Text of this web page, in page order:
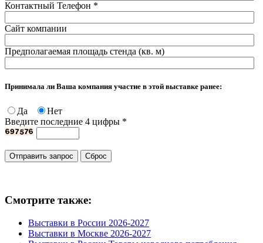
Контактный Телефон *
Сайт компании
Предполагаемая площадь стенда (кв. м)
Принимала ли Ваша компания участие в этой выставке ранее:
Да
Нет
Введите последние 4 цифры *
Смотрите также:
Выставки в России 2026-2027
Выставки в Москве 2026-2027